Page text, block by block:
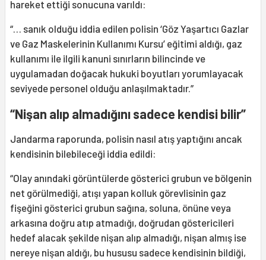
hareket ettiği sonucuna varıldı:
“… sanık olduğu iddia edilen polisin ‘Göz Yaşartıcı Gazlar
ve Gaz Maskelerinin Kullanımı Kursu’ eğitimi aldığı, gaz
kullanımı ile ilgili kanuni sınırların bilincinde ve
uygulamadan doğacak hukuki boyutları yorumlayacak
seviyede personel olduğu anlaşılmaktadır.”
“Nişan alıp almadığını sadece kendisi bilir”
Jandarma raporunda, polisin nasıl atış yaptığını ancak
kendisinin bilebileceği iddia edildi:
“Olay anındaki görüntülerde gösterici grubun ve bölgenin
net görülmediği, atışı yapan kolluk görevlisinin gaz
fişeğini gösterici grubun sağına, soluna, önüne veya
arkasına doğru atıp atmadığı, doğrudan göstericileri
hedef alacak şekilde nişan alıp almadığı, nişan almış ise
nereye nişan aldığı, bu hususu sadece kendisinin bildiği,